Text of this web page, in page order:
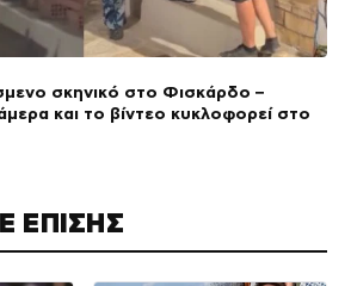
σκηνικό στο Φισκάρδο –
και το βίντεο κυκλοφορεί στο
ΕΠΙΣΗΣ